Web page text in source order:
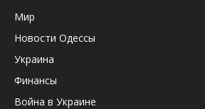
Мир
Новости Одессы
Украина
Финансы
Война в Украине